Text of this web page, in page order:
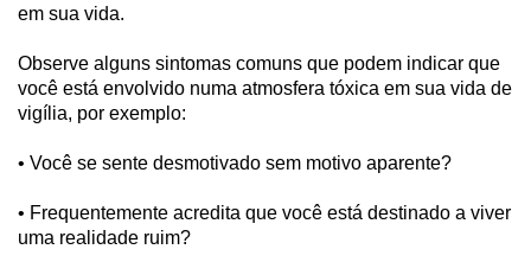
em sua vida.
Observe alguns sintomas comuns que podem indicar que
você está envolvido numa atmosfera tóxica em sua vida de
vigília, por exemplo:
• Você se sente desmotivado sem motivo aparente?
• Frequentemente acredita que você está destinado a viver
uma realidade ruim?